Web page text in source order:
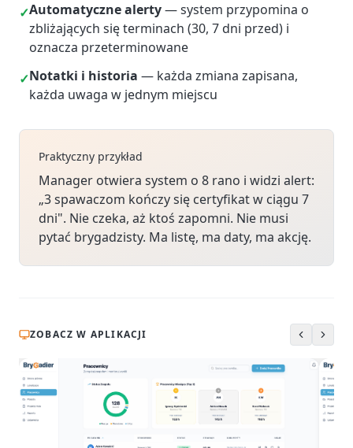
✓Automatyczne alerty— system przypomina o
zbliżających się terminach (30, 7 dni przed) i
oznacza przeterminowane
✓Notatki i historia — każda zmiana zapisana,
każda uwaga w jednym miejscu
Praktyczny przykład
Manager otwiera system o 8 rano i widzi alert:
„3 spawaczom kończy się certyfikat w ciągu 7
dni". Nie czeka, aż ktoś zapomni. Nie musi
pytać brygadzisty. Ma listę, ma daty, ma akcję.
ZOBACZ W APLIKACJI